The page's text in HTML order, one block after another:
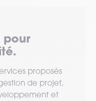
pour
proposés
de projet,
et